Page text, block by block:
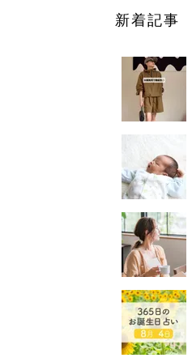
新着記事